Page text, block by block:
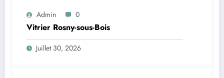
Admin 0
Vitrier Rosny-sous-Bois
Juillet 30, 2026